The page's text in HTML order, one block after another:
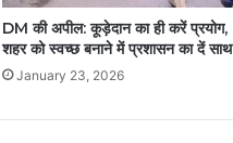
DM की अपील: कूड़ेदान का ही करें प्रयोग,
शहर को स्वच्छ बनाने में प्रशासन का दें साथ
January 23, 2026